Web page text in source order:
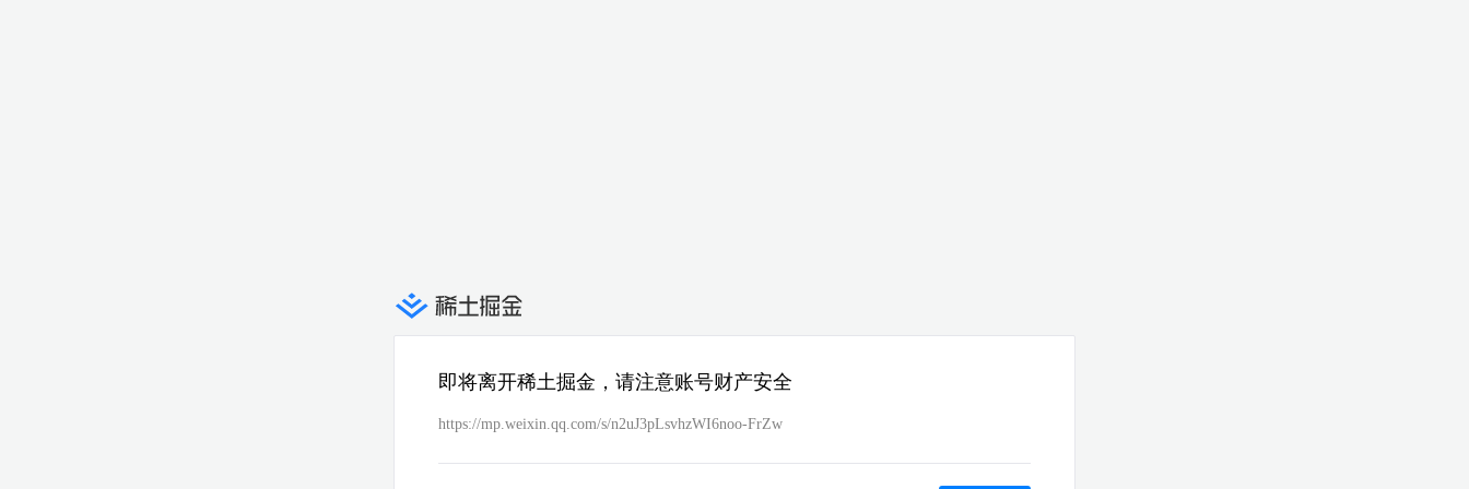
即将离开稀土掘金，请注意账号财产安全
https://mp.weixin.qq.com/s/n2uJ3pLsvhzWI6noo-FrZw